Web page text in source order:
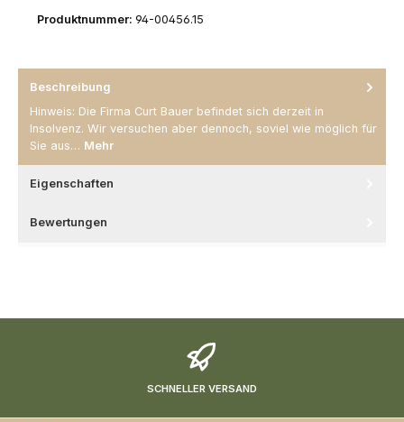
Produktnummer: 94-00456.15
Beschreibung
Hinweis: Die Firma Curt Bauer befindet sich derzeit in
Insolvenz. Wir versuchen aber dennoch, soviel wie möglich für
Sie aus… Mehr
Eigenschaften
Bewertungen
SCHNELLER VERSAND